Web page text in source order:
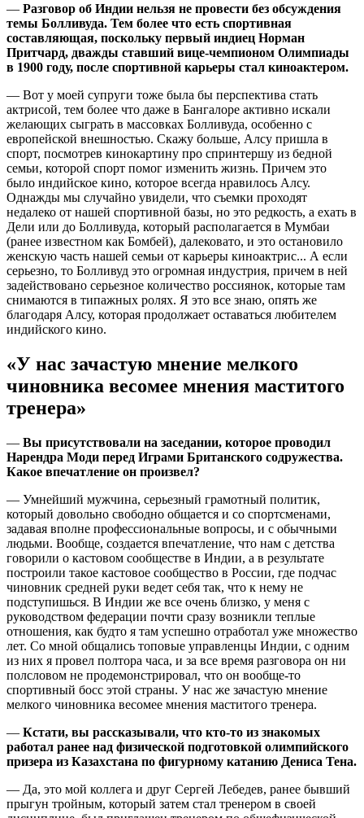
— Разговор об Индии нельзя не провести без обсуждения
темы Болливуда. Тем более что есть спортивная
составляющая, поскольку первый индиец Норман
Притчард, дважды ставший вице-чемпионом Олимпиады
в 1900 году, после спортивной карьеры стал киноактером.
— Вот у моей супруги тоже была бы перспектива стать
актрисой, тем более что даже в Бангалоре активно искали
желающих сыграть в массовках Болливуда, особенно с
европейской внешностью. Скажу больше, Алсу пришла в
спорт, посмотрев кинокартину про спринтершу из бедной
семьи, которой спорт помог изменить жизнь. Причем это
было индийское кино, которое всегда нравилось Алсу.
Однажды мы случайно увидели, что съемки проходят
недалеко от нашей спортивной базы, но это редкость, а ехать в
Дели или до Болливуда, который располагается в Мумбаи
(ранее известном как Бомбей), далековато, и это остановило
женскую часть нашей семьи от карьеры киноактрис... А если
серьезно, то Болливуд это огромная индустрия, причем в ней
задействовано серьезное количество россиянок, которые там
снимаются в типажных ролях. Я это все знаю, опять же
благодаря Алсу, которая продолжает оставаться любителем
индийского кино.
«У нас зачастую мнение мелкого
чиновника весомее мнения маститого
тренера»
— Вы присутствовали на заседании, которое проводил
Нарендра Моди перед Играми Британского содружества.
Какое впечатление он произвел?
— Умнейший мужчина, серьезный грамотный политик,
который довольно свободно общается и со спортсменами,
задавая вполне профессиональные вопросы, и с обычными
людьми. Вообще, создается впечатление, что нам с детства
говорили о кастовом сообществе в Индии, а в результате
построили такое кастовое сообщество в России, где подчас
чиновник средней руки ведет себя так, что к нему не
подступишься. В Индии же все очень близко, у меня с
руководством федерации почти сразу возникли теплые
отношения, как будто я там успешно отработал уже множество
лет. Со мной общались топовые управленцы Индии, с одним
из них я провел полтора часа, и за все время разговора он ни
полсловом не продемонстрировал, что он вообще-то
спортивный босс этой страны. У нас же зачастую мнение
мелкого чиновника весомее мнения маститого тренера.
— Кстати, вы рассказывали, что кто-то из знакомых
работал ранее над физической подготовкой олимпийского
призера из Казахстана по фигурному катанию Дениса Тена.
— Да, это мой коллега и друг Сергей Лебедев, ранее бывший
прыгун тройным, который затем стал тренером в своей